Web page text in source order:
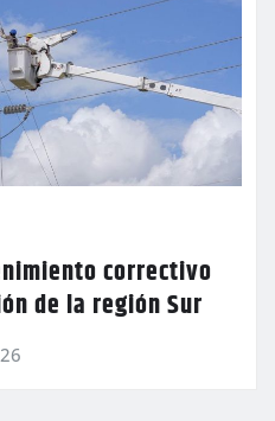
correctivo
de la región Sur